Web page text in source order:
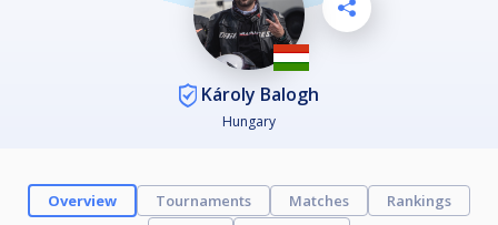
Károly Balogh
Hungary
Overview Tournaments Matches
Rankings